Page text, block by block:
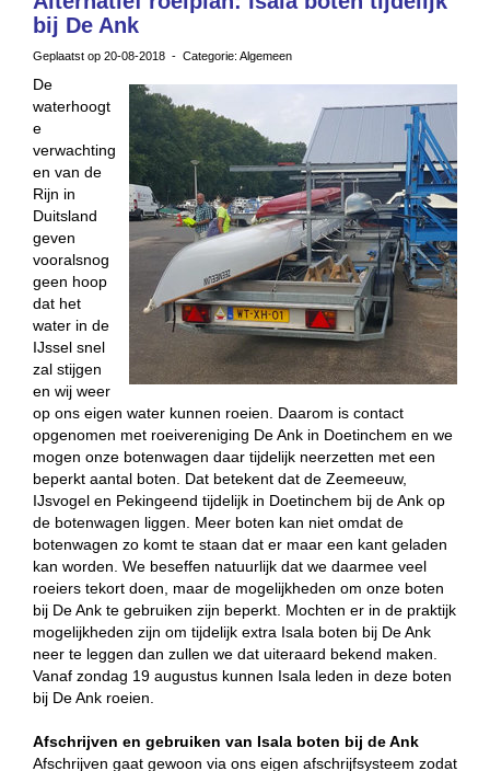
bij De Ank
Geplaatst op 20-08-2018 - Categorie: Algemeen
De
waterhoogt
e
verwachting
en van de
Rijn in
Duitsland
geven
vooralsnog
geen hoop
dat het
water in de
IJssel snel
zal stijgen
en wij weer
op ons eigen water kunnen roeien. Daarom is contact
opgenomen met roeivereniging De Ank in Doetinchem en we
mogen onze botenwagen daar tijdelijk neerzetten met een
beperkt aantal boten. Dat betekent dat de Zeemeeuw,
IJsvogel en Pekingeend tijdelijk in Doetinchem bij de Ank op
de botenwagen liggen. Meer boten kan niet omdat de
botenwagen zo komt te staan dat er maar een kant geladen
kan worden. We beseffen natuurlijk dat we daarmee veel
roeiers tekort doen, maar de mogelijkheden om onze boten
bij De Ank te gebruiken zijn beperkt. Mochten er in de praktijk
mogelijkheden zijn om tijdelijk extra Isala boten bij De Ank
neer te leggen dan zullen we dat uiteraard bekend maken.
Vanaf zondag 19 augustus kunnen Isala leden in deze boten
bij De Ank roeien.
Afschrijven en gebruiken van Isala boten bij de Ank
Afschrijven gaat gewoon via ons eigen afschrijfsysteem zodat